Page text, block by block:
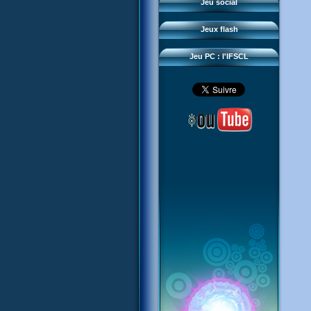
Jeu social
Jeux flash
Sector 2 Escape
Jeu PC : l'IFSCL
Téléchargements
Réseau IFSCL